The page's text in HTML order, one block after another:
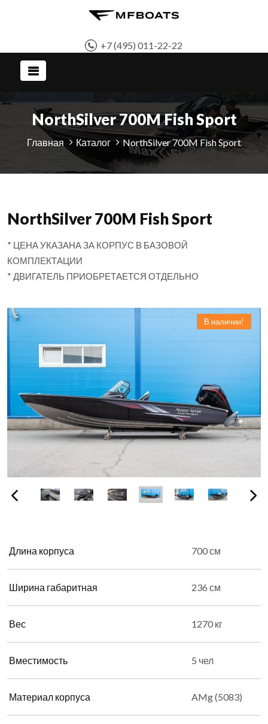
+7 (495) 011-22-22
NorthSilver 700M Fish Sport
Главная Каталог NorthSilver 700M Fish Sport
NorthSilver 700M Fish Sport
* ЦЕНА УКАЗАНА ЗА КОРПУС В БАЗОВОЙ
КОМПЛЕКТАЦИИ
* ДВИГАТЕЛЬ ПРИОБРЕТАЕТСЯ ОТДЕЛЬНО
В наличии!
Длина корпуса 700 см
Ширина габаритная 236 см
Вес 1270 кг
Вместимость 5 чел
Материал корпуса AMg (5083)